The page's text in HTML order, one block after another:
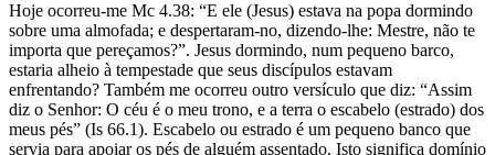
Hoje ocorreu-me Mc 4.38: “E ele (Jesus) estava na popa dormindo
sobre uma almofada; e despertaram-no, dizendo-lhe: Mestre, não te
importa que pereçamos?”. Jesus dormindo, num pequeno barco,
estaria alheio à tempestade que seus discípulos estavam
enfrentando? Também me ocorreu outro versículo que diz: “Assim
diz o Senhor: O céu é o meu trono, e a terra o escabelo (estrado) dos
meus pés” (Is 66.1). Escabelo ou estrado é um pequeno banco que
servia para apoiar os pés de alguém assentado. Isto significa domínio